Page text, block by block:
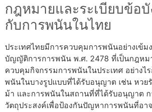
กฎหมายและระเบียบข้อบั
กับการพนันในไทย
ประเทศไทยมีการควบคุมการพนันอย่างเข้ม
บัญญัติการการพนัน พ.ศ. 2478 ที่เป็นกฎหม
ควบคุมกิจกรรมการพนันในประเทศ อย่างไ
พนันในบางรูปแบบที่ได้รับอนุญาต เช่น หวย
ม้า และการพนันในสถานที่ที่ได้รับอนุญาต
วัตถุประสงค์เพื่อป้องกันปัญหาการพนันที่อา